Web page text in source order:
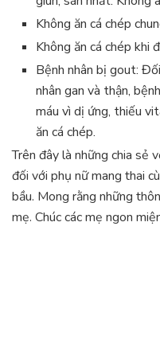
Không ăn cá chép
Không ăn cá chép khi
Bệnh nhân bị gout:
nhân gan và thận,
máu vì dị ứng, thiếu
ăn cá chép.
Trên đây là những chia sẻ
đối với phụ nữ mang thai
bầu. Mong rằng những
mẹ. Chúc các mẹ ngon